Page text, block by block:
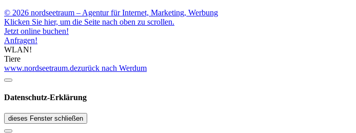
© 2026 nordseetraum – Agentur für Internet, Marketing, Werbung
Klicken Sie hier, um die Seite nach oben zu scrollen.
Jetzt online buchen!
Anfragen!
WLAN!
Tiere
www.nordseetraum.dezurück nach Werdum
Datenschutz-Erklärung
dieses Fenster schließen